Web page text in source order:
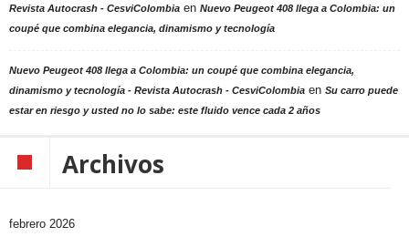
Revista Autocrash - CesviColombia en Nuevo Peugeot 408 llega a Colombia: un
coupé que combina elegancia, dinamismo y tecnología
Nuevo Peugeot 408 llega a Colombia: un coupé que combina elegancia,
dinamismo y tecnología - Revista Autocrash - CesviColombia en Su carro puede
estar en riesgo y usted no lo sabe: este fluido vence cada 2 años
Archivos
febrero 2026